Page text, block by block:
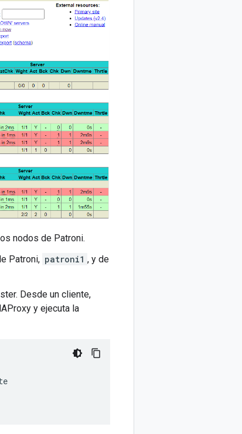
nodos de Patroni.
Patroni, patroni1 , y de
Desde un cliente,
y ejecuta la